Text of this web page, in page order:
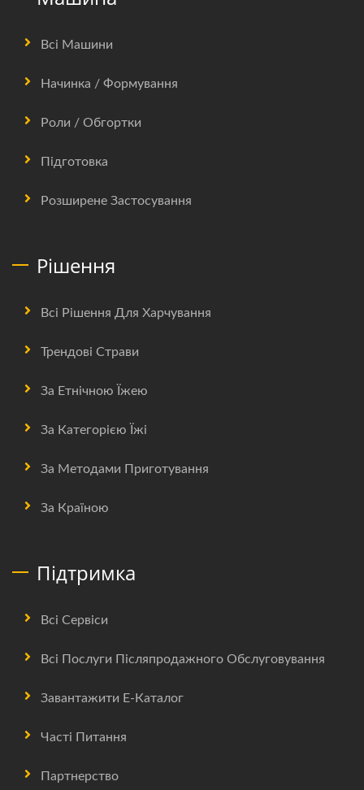
Всі Машини
Начинка / Формування
Роли / Обгортки
Підготовка
Розширене Застосування
Рішення
Всі Рішення Для Харчування
Трендові Страви
За Етнічною Їжею
За Категорією Їжі
За Методами Приготування
За Країною
Підтримка
Всі Сервіси
Всі Послуги Післяпродажного Обслуговування
Завантажити Е-Каталог
Часті Питання
Партнерство